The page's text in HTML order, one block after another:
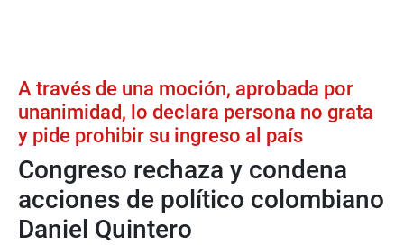
A través de una moción, aprobada por
unanimidad, lo declara persona no grata
y pide prohibir su ingreso al país
Congreso rechaza y condena
acciones de político colombiano
Daniel Quintero